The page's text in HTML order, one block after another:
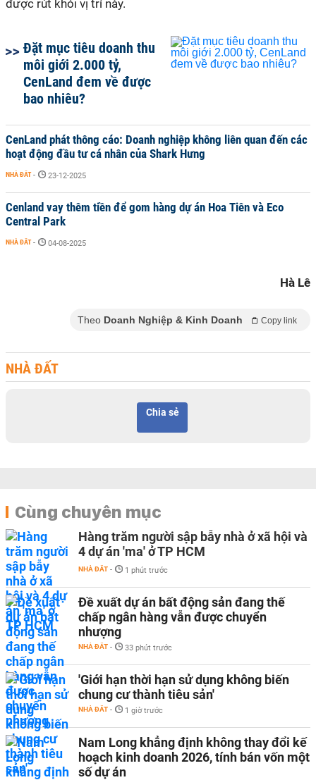
được rút khỏi vị trí này.
Đặt mục tiêu doanh thu
môi giới 2.000 tỷ,
CenLand đem về được
bao nhiêu?
CenLand phát thông cáo: Doanh nghiệp không liên quan đến các
hoạt động đầu tư cá nhân của Shark Hưng
NHÀ ĐẤT - 23-12-2025
Cenland vay thêm tiền để gom hàng dự án Hoa Tiên và Eco
Central Park
NHÀ ĐẤT - 04-08-2025
Hà Lê
Theo Doanh Nghiệp & Kinh Doanh Copy link
NHÀ ĐẤT
Chia sẻ
Cùng chuyên mục
Hàng trăm người sập bẫy nhà ở xã hội và
4 dự án 'ma' ở TP HCM
NHÀ ĐẤT - 1 phút trước
Đề xuất dự án bất động sản đang thế
chấp ngân hàng vẫn được chuyển
nhượng
NHÀ ĐẤT - 33 phút trước
'Giới hạn thời hạn sử dụng không biến
chung cư thành tiêu sản'
NHÀ ĐẤT - 1 giờ trước
Nam Long khẳng định không thay đổi kế
hoạch kinh doanh 2026, tính bán vốn một
số dự án